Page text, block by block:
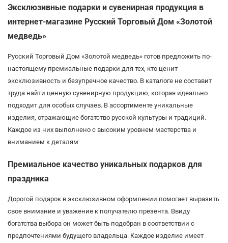
Эксклюзивные подарки и сувенирная продукция в
интернет-магазине Русский Торговый Дом «Золотой
медведь»
Русский Торговый Дом «Золотой медведь» готов предложить по-
настоящему премиальные подарки для тех, кто ценит
эксклюзивность и безупречное качество. В каталоге не составит
труда найти ценную сувенирную продукцию, которая идеально
подходит для особых случаев. В ассортименте уникальные
изделия, отражающие богатство русской культуры и традиций.
Каждое из них выполнено с высоким уровнем мастерства и
вниманием к деталям
Премиальное качество уникальных подарков для
праздника
Дорогой подарок в эксклюзивном оформлении помогает выразить
свое внимание и уважение к получателю презента. Ввиду
богатства выбора он может быть подобран в соответствии с
предпочтениями будущего владельца. Каждое изделие имеет